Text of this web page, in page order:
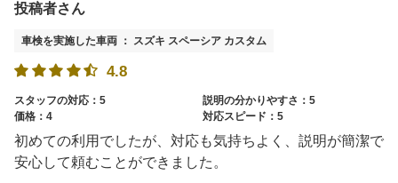
投稿者さん
車検を実施した車両 ： スズキ スペーシア カスタム
4.8
スタッフの対応：5
説明の分かりやすさ：5
価格：4
対応スピード：5
初めての利用でしたが、対応も気持ちよく、説明が簡潔で
安心して頼むことができました。